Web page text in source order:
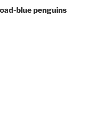
blue penguins